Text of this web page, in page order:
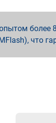
более
что